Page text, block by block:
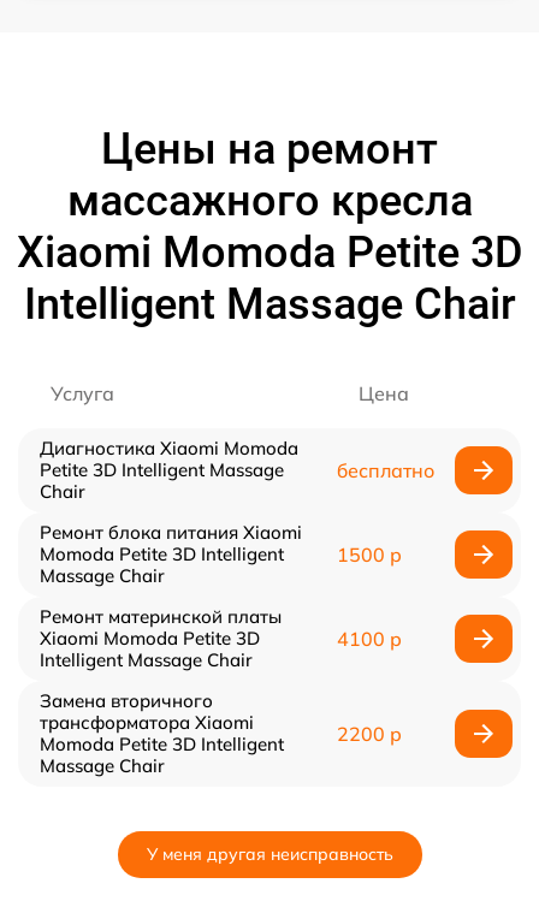
Цены на ремонт
массажного кресла
Xiaomi Momoda Petite 3D
Intelligent Massage Chair
Услуга Цена
Диагностика Xiaomi Momoda
Petite 3D Intelligent Massage
Chair
бесплатно
Ремонт блока питания Xiaomi
Momoda Petite 3D Intelligent
Massage Chair
1500 р
Ремонт материнской платы
Xiaomi Momoda Petite 3D
Intelligent Massage Chair
4100 р
Замена вторичного
трансформатора Xiaomi
Momoda Petite 3D Intelligent
Massage Chair
2200 р
У меня другая неисправность